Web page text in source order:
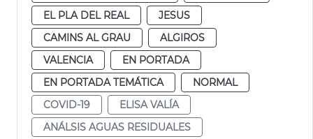
EL PLA DEL REAL
JESUS
CAMINS AL GRAU
ALGIROS
VALENCIA
EN PORTADA
EN PORTADA TEMÁTICA
NORMAL
COVID-19
ELISA VALÍA
ANÁLSIS AGUAS RESIDUALES